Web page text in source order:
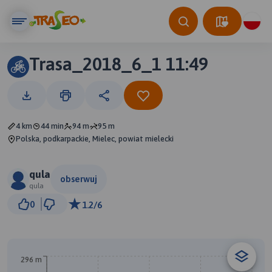
Trasa_2018_6_1 11:49
4 km 44 min 94 m
95 m
Polska, podkarpackie, Mielec, powiat mielecki
qula
qula
obserwuj
0 1.2/6
296 m